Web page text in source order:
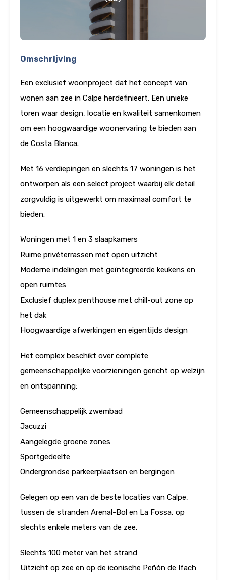
Omschrijving
Een exclusief woonproject dat het concept van
wonen aan zee in Calpe herdefinieert. Een unieke
toren waar design, locatie en kwaliteit samenkomen
om een hoogwaardige woonervaring te bieden aan
de Costa Blanca.
Met 16 verdiepingen en slechts 17 woningen is het
ontworpen als een select project waarbij elk detail
zorgvuldig is uitgewerkt om maximaal comfort te
bieden.
Woningen met 1 en 3 slaapkamers
Ruime privéterrassen met open uitzicht
Moderne indelingen met geïntegreerde keukens en
open ruimtes
Exclusief duplex penthouse met chill-out zone op
het dak
Hoogwaardige afwerkingen en eigentijds design
Het complex beschikt over complete
gemeenschappelijke voorzieningen gericht op welzijn
en ontspanning:
Gemeenschappelijk zwembad
Jacuzzi
Aangelegde groene zones
Sportgedeelte
Ondergrondse parkeerplaatsen en bergingen
Gelegen op een van de beste locaties van Calpe,
tussen de stranden Arenal-Bol en La Fossa, op
slechts enkele meters van de zee.
Slechts 100 meter van het strand
Uitzicht op zee en op de iconische Peñón de Ifach